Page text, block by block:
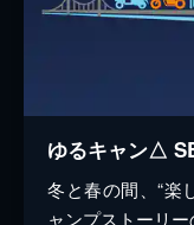
ゆるキャン△
冬と春の間、“楽
ャンプストーリー